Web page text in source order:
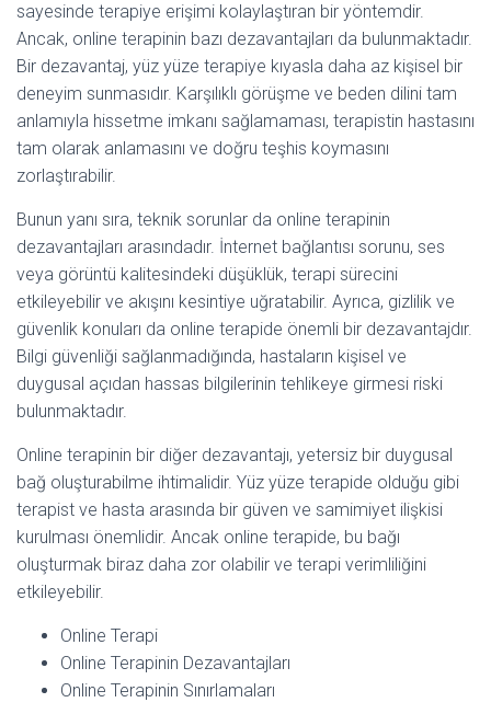
sayesinde terapiye erişimi kolaylaştıran bir yöntemdir.
Ancak, online terapinin bazı dezavantajları da bulunmaktadır.
Bir dezavantaj, yüz yüze terapiye kıyasla daha az kişisel bir
deneyim sunmasıdır. Karşılıklı görüşme ve beden dilini tam
anlamıyla hissetme imkanı sağlamaması, terapistin hastasını
tam olarak anlamasını ve doğru teşhis koymasını
zorlaştırabilir.
Bunun yanı sıra, teknik sorunlar da online terapinin
dezavantajları arasındadır. İnternet bağlantısı sorunu, ses
veya görüntü kalitesindeki düşüklük, terapi sürecini
etkileyebilir ve akışını kesintiye uğratabilir. Ayrıca, gizlilik ve
güvenlik konuları da online terapide önemli bir dezavantajdır.
Bilgi güvenliği sağlanmadığında, hastaların kişisel ve
duygusal açıdan hassas bilgilerinin tehlikeye girmesi riski
bulunmaktadır.
Online terapinin bir diğer dezavantajı, yetersiz bir duygusal
bağ oluşturabilme ihtimalidir. Yüz yüze terapide olduğu gibi
terapist ve hasta arasında bir güven ve samimiyet ilişkisi
kurulması önemlidir. Ancak online terapide, bu bağı
oluşturmak biraz daha zor olabilir ve terapi verimliliğini
etkileyebilir.
Online Terapi
Online Terapinin Dezavantajları
Online Terapinin Sınırlamaları